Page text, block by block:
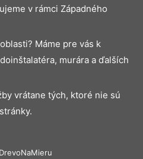
v rámci Západného
Máme pre vás k
murára a ďalších
vrátane tých, ktoré nie sú